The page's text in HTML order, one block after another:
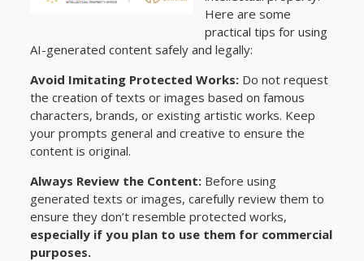
Here are some
practical tips for using
AI-generated content safely and legally:
Avoid Imitating Protected Works:Do not request
the creation of texts or images based on famous
characters, brands, or existing artistic works. Keep
your prompts general and creative to ensure the
content is original.
Always Review the Content:Before using
generated texts or images, carefully review them to
ensure they don’t resemble protected works,
especially if you plan to use them for commercial
purposes.